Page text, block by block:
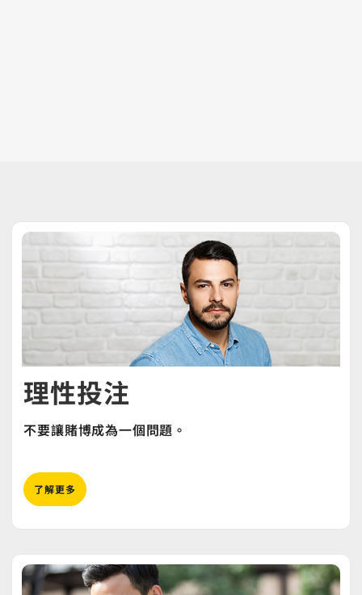
理性投注
不要讓賭博成為一個問題。
了解更多